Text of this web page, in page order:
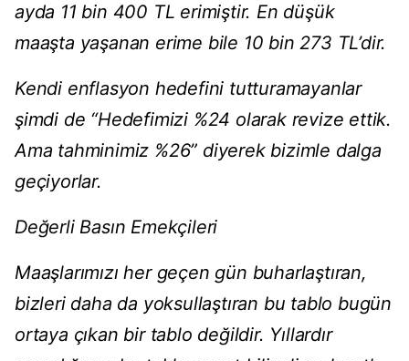
ayda 11 bin 400 TL erimiştir. En düşük
maaşta yaşanan erime bile 10 bin 273 TL’dir.
Kendi enflasyon hedefini tutturamayanlar
şimdi de “Hedefimizi %24 olarak revize ettik.
Ama tahminimiz %26” diyerek bizimle dalga
geçiyorlar.
Değerli Basın Emekçileri
Maaşlarımızı her geçen gün buharlaştıran,
bizleri daha da yoksullaştıran bu tablo bugün
ortaya çıkan bir tablo değildir. Yıllardır